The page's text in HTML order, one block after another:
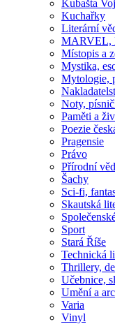
Kubašta
Kuchařky
Literární
MARVEL,
Místopis a
Mystika,
Mytologie,
Noty,
Paměti a
Poezie
Pragensie
Právo
Přírodní
Šachy
Sci-fi,
Skautská
Sport
Stará Říše
Technická
Thrillery,
Učebnice,
Umění a
Varia
Vinyl